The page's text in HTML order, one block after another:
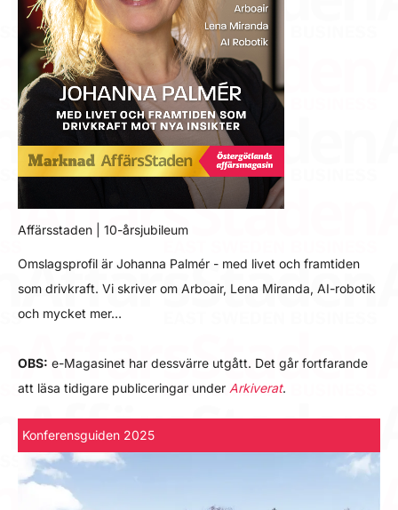
Affärsstaden | 10-årsjubileum
Omslagsprofil är Johanna Palmér - med livet och framtiden
som drivkraft. Vi skriver om Arboair, Lena Miranda, AI-robotik
och mycket mer…
OBS: e-Magasinet har dessvärre utgått. Det går fortfarande
att läsa tidigare publiceringar under Arkiverat.
Konferensguiden 2025